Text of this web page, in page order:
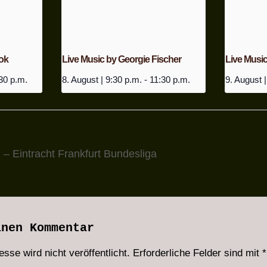
p.m.
Live Music by Georgie Fischer
8. August | 9:30 p.m. - 11:30 p.m.
Live
9. August
Eintracht Frankfurt Bundesliga
Kommentar
wird nicht veröffentlicht. Erforderliche Felder sind mit *